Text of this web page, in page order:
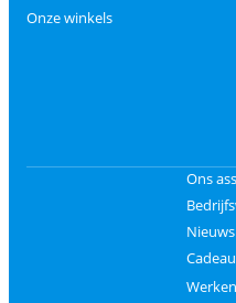
Onze winkels
Ons
Nieuws